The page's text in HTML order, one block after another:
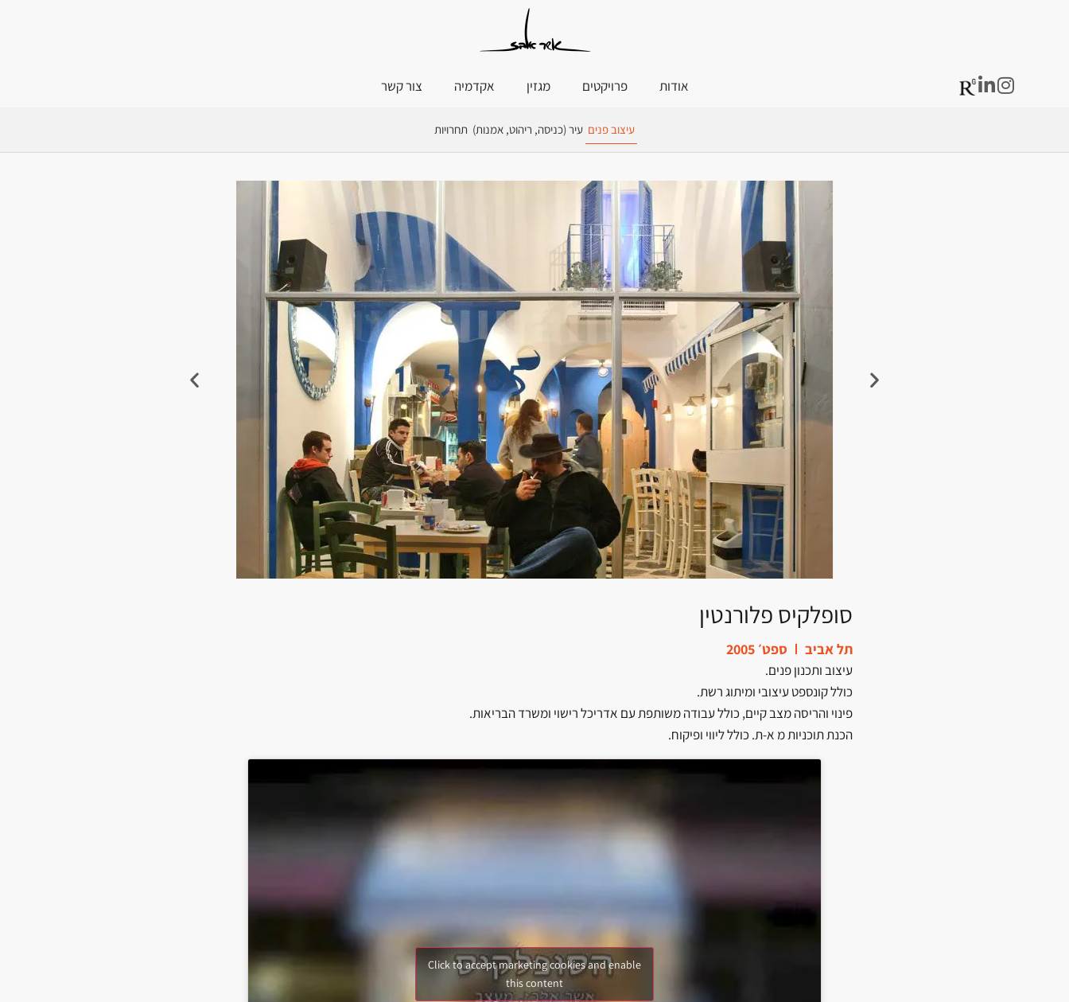
אודות פרויקטים מגזין אקדמיה צור קשר
עיצוב פנים עיר (כניסה, ריהוט, אמנות) תחרויות
סופלקיס פלורנטין
תל אביב ספט׳ 2005
עיצוב ותכנון פנים.
כולל קונספט עיצובי ומיתוג רשת.
פינוי והריסה מצב קיים, כולל עבודה משותפת עם אדריכל רישוי ומשרד הבריאות.
הכנת תוכניות מ א-ת. כולל ליווי ופיקוח.
Click to accept marketing cookies and enable
this content